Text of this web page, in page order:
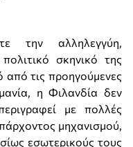
την αλληλεγγύη,
σκηνικό της
από τις προηγούμενες
η Φιλανδία δεν
με πολλές
μηχανισμού,
εσωτερικούς τους